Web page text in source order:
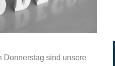
Donnerstag sind unsere